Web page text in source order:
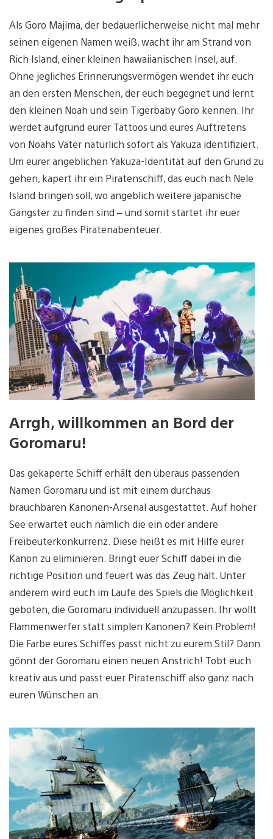
Als Goro Majima, der bedauerlicherweise nicht mal mehr
seinen eigenen Namen weiß, wacht ihr am Strand von
Rich Island, einer kleinen hawaiianischen Insel, auf.
Ohne jegliches Erinnerungsvermögen wendet ihr euch
an den ersten Menschen, der euch begegnet und lernt
den kleinen Noah und sein Tigerbaby Goro kennen. Ihr
werdet aufgrund eurer Tattoos und eures Auftretens
von Noahs Vater natürlich sofort als Yakuza identifiziert.
Um eurer angeblichen Yakuza-Identität auf den Grund zu
gehen, kapert ihr ein Piratenschiff, das euch nach Nele
Island bringen soll, wo angeblich weitere japanische
Gangster zu finden sind – und somit startet ihr euer
eigenes großes Piratenabenteuer.
Arrgh, willkommen an Bord der
Goromaru!
Das gekaperte Schiff erhält den überaus passenden
Namen Goromaru und ist mit einem durchaus
brauchbaren Kanonen-Arsenal ausgestattet. Auf hoher
See erwartet euch nämlich die ein oder andere
Freibeuterkonkurrenz. Diese heißt es mit Hilfe eurer
Kanon zu eliminieren. Bringt euer Schiff dabei in die
richtige Position und feuert was das Zeug hält. Unter
anderem wird euch im Laufe des Spiels die Möglichkeit
geboten, die Goromaru individuell anzupassen. Ihr wollt
Flammenwerfer statt simplen Kanonen? Kein Problem!
Die Farbe eures Schiffes passt nicht zu eurem Stil? Dann
gönnt der Goromaru einen neuen Anstrich! Tobt euch
kreativ aus und passt euer Piratenschiff also ganz nach
euren Wünschen an.